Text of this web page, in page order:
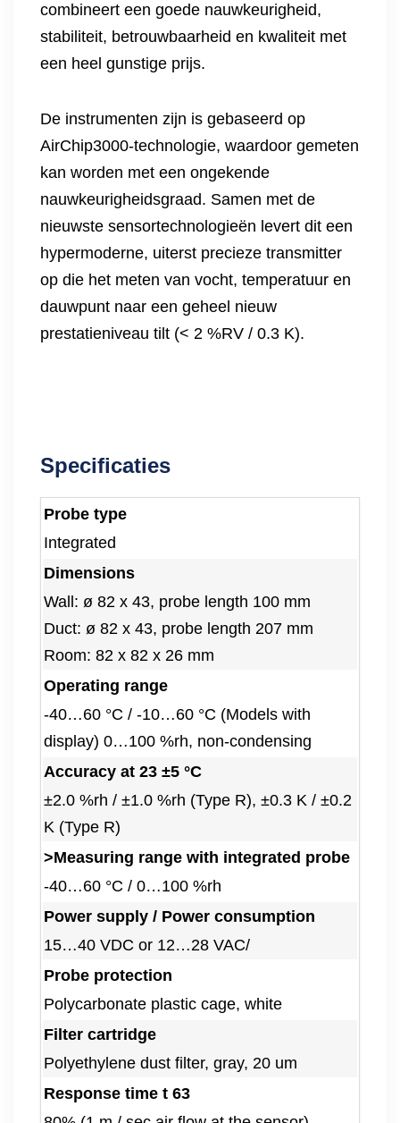
combineert een goede nauwkeurigheid,
stabiliteit, betrouwbaarheid en kwaliteit met
een heel gunstige prijs.
De instrumenten zijn is gebaseerd op
AirChip3000-technologie, waardoor gemeten
kan worden met een ongekende
nauwkeurigheidsgraad. Samen met de
nieuwste sensortechnologieën levert dit een
hypermoderne, uiterst precieze transmitter
op die het meten van vocht, temperatuur en
dauwpunt naar een geheel nieuw
prestatieniveau tilt (< 2 %RV / 0.3 K).
Specificaties
Probe type
Integrated
Dimensions
Wall: ø 82 x 43, probe length 100 mm
Duct: ø 82 x 43, probe length 207 mm
Room: 82 x 82 x 26 mm
Operating range
-40…60 °C / -10…60 °C (Models with
display) 0…100 %rh, non-condensing
Accuracy at 23 ±5 °C
±2.0 %rh / ±1.0 %rh (Type R), ±0.3 K / ±0.2
K (Type R)
>Measuring range with integrated probe
-40…60 °C / 0…100 %rh
Power supply / Power consumption
15…40 VDC or 12…28 VAC/
Probe protection
Polycarbonate plastic cage, white
Filter cartridge
Polyethylene dust filter, gray, 20 um
Response time t 63